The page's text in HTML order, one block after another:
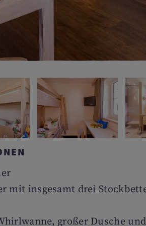
mit insgesamt drei
großer Dusche und